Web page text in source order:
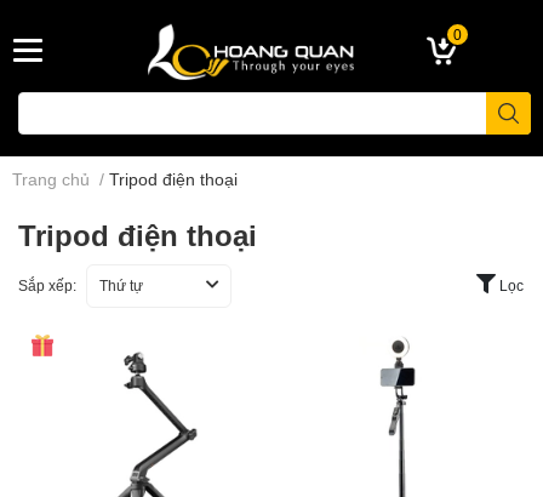
0
Trang chủ / Tripod điện thoại
Tripod điện thoại
Sắp xếp: Thứ tự Lọc